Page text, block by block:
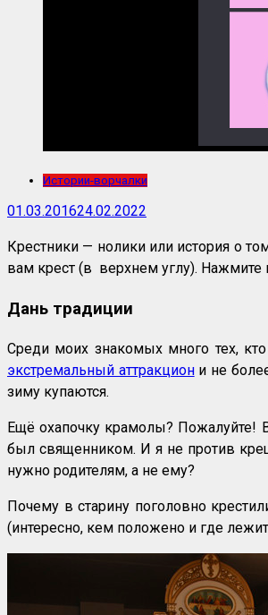
Истории-ворчалки
01.03.201624.02.2022
Крестники — нолики или история о
вам крест (в верхнем углу). Нажмите
Дань традиции
Среди моих знакомых много тех,
экстремальный аттракциони не
зиму купаются.
Ещё охапочку крамолы? Пожалуйте!
был священником. И я не против
нужно родителям, а не ему?
Почему в старину поголовно
(интересно, кем положено и где